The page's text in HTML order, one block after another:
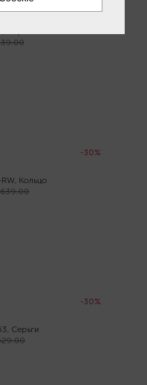
-30%
Кольцо
-30%
Серьги